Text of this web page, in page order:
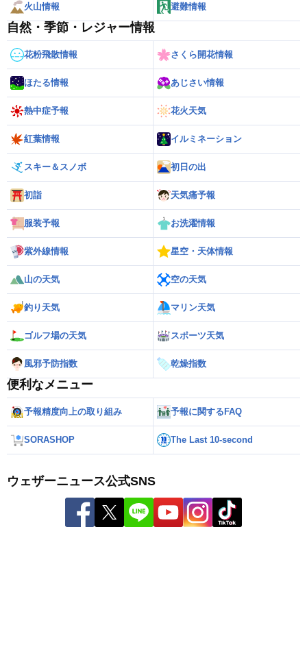
火山情報 避難情報
自然・季節・レジャー情報
花粉飛散情報 さくら開花情報
ほたる情報 あじさい情報
熱中症予報 花火天気
紅葉情報 イルミネーション
スキー＆スノボ 初日の出
初詣 天気痛予報
服装予報 お洗濯情報
紫外線情報 星空・天体情報
山の天気 空の天気
釣り天気 マリン天気
ゴルフ場の天気 スポーツ天気
風邪予防指数 乾燥指数
便利なメニュー
予報精度向上の取り組み 予報に関するFAQ
SORASHOP The Last 10-second
ウェザーニュース公式SNS